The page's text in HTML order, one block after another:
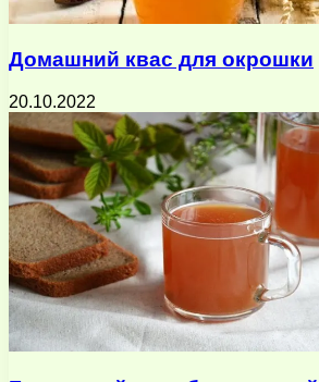
Домашний квас для окрошки
20.10.2022